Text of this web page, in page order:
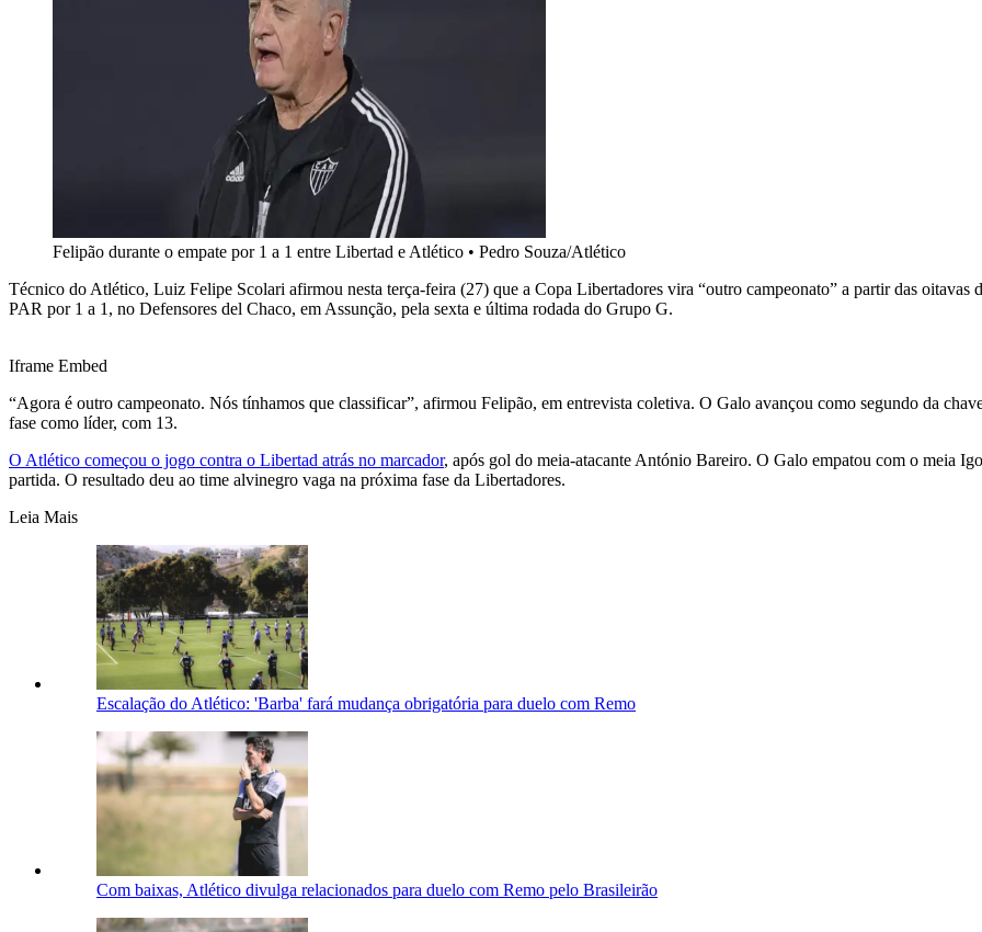
Felipão durante o empate por 1 a 1 entre Libertad e Atlético • Pedro Souza/Atlético
Técnico do Atlético, Luiz Felipe Scolari afirmou nesta terça-feira (27) que a Copa Libertadores vira “outro campeonato” a partir das
PAR por 1 a 1, no Defensores del Chaco, em Assunção, pela sexta e última rodada do Grupo G.
Iframe Embed
“Agora é outro campeonato. Nós tínhamos que classificar”, afirmou Felipão, em entrevista coletiva. O Galo avançou como segundo da
fase como líder, com 13.
O Atlético começou o jogo contra o Libertad atrás no marcador, após gol do meia-atacante António Bareiro. O Galo empatou com o meia
partida. O resultado deu ao time alvinegro vaga na próxima fase da Libertadores.
Leia Mais
Escalação do Atlético: 'Barba' fará mudança obrigatória para duelo com Remo
Com baixas, Atlético divulga relacionados para duelo com Remo pelo Brasileirão